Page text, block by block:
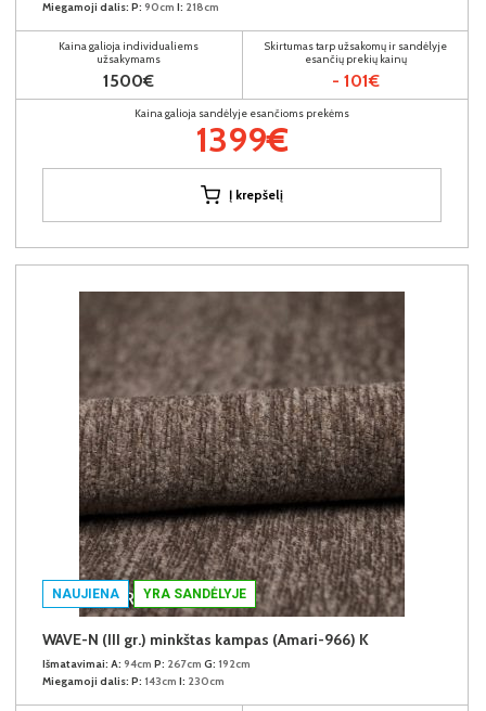
Miegamoji dalis: P: 90cm I: 218cm
Kaina galioja individualiems
užsakymams
1500€
Skirtumas tarp užsakomų ir sandėlyje
esančių prekių kainų
- 101€
Kaina galioja sandėlyje esančioms prekėms
1399€
Į krepšelį
NAUJIENA YRA SANDĖLYJE
WAVE-N (III gr.) minkštas kampas (Amari-966) K
Išmatavimai: A: 94cm P: 267cm G: 192cm
Miegamoji dalis: P: 143cm I: 230cm